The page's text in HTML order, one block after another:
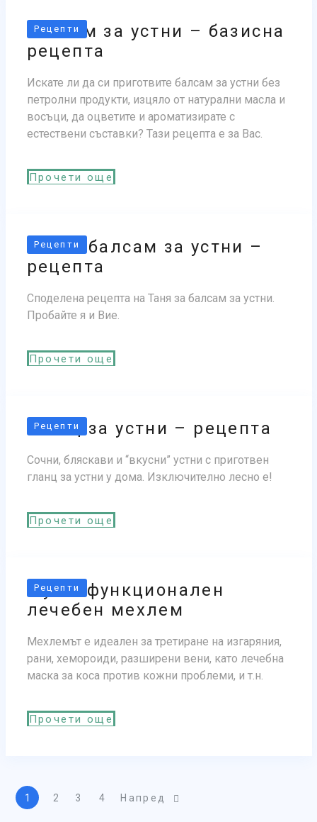
Рецепти
Балсам за устни – базисна
рецепта
Искате ли да си приготвите балсам за устни без
петролни продукти, изцяло от натурални масла и
восъци, да оцветите и ароматизирате с
естествени съставки? Тази рецепта е за Вас.
Прочети още
Рецепти
Розов балсам за устни –
рецепта
Споделена рецепта на Таня за балсам за устни.
Пробайте я и Вие.
Прочети още
Рецепти
Гланц за устни – рецепта
Сочни, бляскави и “вкусни” устни с приготвен
гланц за устни у дома. Изключително лесно е!
Прочети още
Рецепти
Мултифункционален
лечебен мехлем
Мехлемът е идеален за третиране на изгаряния,
рани, хемороиди, разширени вени, като лечебна
маска за коса против кожни проблеми, и т.н.
Прочети още
1 2 3 4 Напред